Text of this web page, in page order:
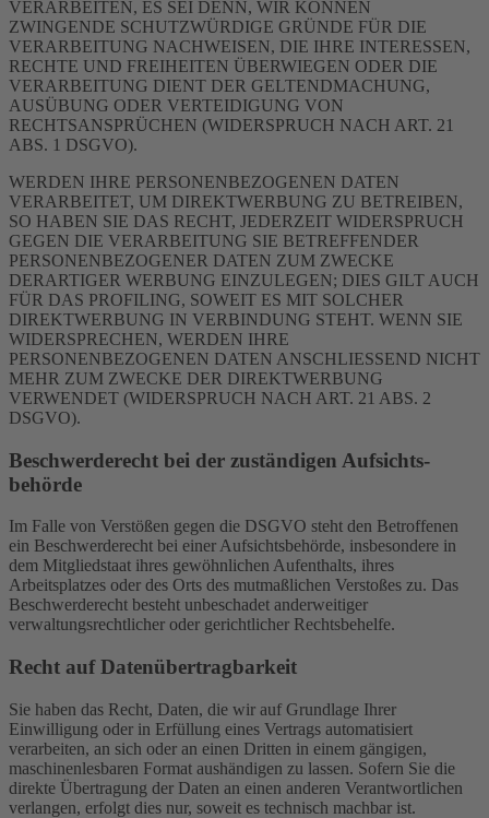
VERARBEITEN, ES SEI DENN, WIR KÖNNEN
ZWINGENDE SCHUTZWÜRDIGE GRÜNDE FÜR DIE
VERARBEITUNG NACHWEISEN, DIE IHRE INTERESSEN,
RECHTE UND FREIHEITEN ÜBERWIEGEN ODER DIE
VERARBEITUNG DIENT DER GELTENDMACHUNG,
AUSÜBUNG ODER VERTEIDIGUNG VON
RECHTSANSPRÜCHEN (WIDERSPRUCH NACH ART. 21
ABS. 1 DSGVO).
WERDEN IHRE PERSONENBEZOGENEN DATEN
VERARBEITET, UM DIREKTWERBUNG ZU BETREIBEN,
SO HABEN SIE DAS RECHT, JEDERZEIT WIDERSPRUCH
GEGEN DIE VERARBEITUNG SIE BETREFFENDER
PERSONENBEZOGENER DATEN ZUM ZWECKE
DERARTIGER WERBUNG EINZULEGEN; DIES GILT AUCH
FÜR DAS PROFILING, SOWEIT ES MIT SOLCHER
DIREKTWERBUNG IN VERBINDUNG STEHT. WENN SIE
WIDERSPRECHEN, WERDEN IHRE
PERSONENBEZOGENEN DATEN ANSCHLIESSEND NICHT
MEHR ZUM ZWECKE DER DIREKTWERBUNG
VERWENDET (WIDERSPRUCH NACH ART. 21 ABS. 2
DSGVO).
Beschwerde­recht bei der zuständigen Aufsichts­
behörde
Im Falle von Verstößen gegen die DSGVO steht den Betroffenen
ein Beschwerderecht bei einer Aufsichtsbehörde, insbesondere in
dem Mitgliedstaat ihres gewöhnlichen Aufenthalts, ihres
Arbeitsplatzes oder des Orts des mutmaßlichen Verstoßes zu. Das
Beschwerderecht besteht unbeschadet anderweitiger
verwaltungsrechtlicher oder gerichtlicher Rechtsbehelfe.
Recht auf Daten­übertrag­barkeit
Sie haben das Recht, Daten, die wir auf Grundlage Ihrer
Einwilligung oder in Erfüllung eines Vertrags automatisiert
verarbeiten, an sich oder an einen Dritten in einem gängigen,
maschinenlesbaren Format aushändigen zu lassen. Sofern Sie die
direkte Übertragung der Daten an einen anderen Verantwortlichen
verlangen, erfolgt dies nur, soweit es technisch machbar ist.